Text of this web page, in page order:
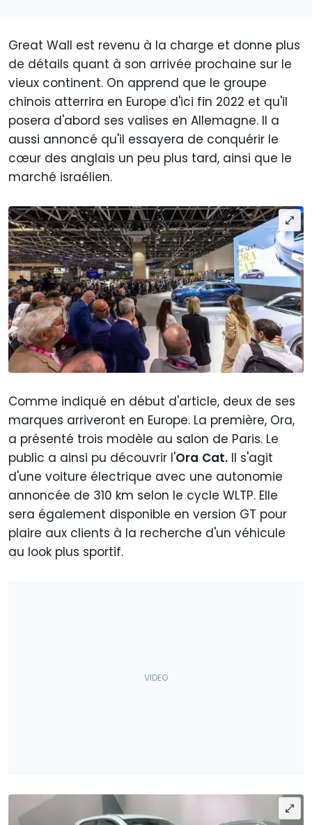
Great Wall est revenu à la charge et donne plus
de détails quant à son arrivée prochaine sur le
vieux continent. On apprend que le groupe
chinois atterrira en Europe d'ici fin 2022 et qu'il
posera d'abord ses valises en Allemagne. Il a
aussi annoncé qu'il essayera de conquérir le
cœur des anglais un peu plus tard, ainsi que le
marché israélien.
Comme indiqué en début d'article, deux de ses
marques arriveront en Europe. La première, Ora,
a présenté trois modèle au salon de Paris. Le
public a ainsi pu découvrir l'Ora Cat. Il s'agit
d'une voiture électrique avec une autonomie
annoncée de 310 km selon le cycle WLTP. Elle
sera également disponible en version GT pour
plaire aux clients à la recherche d'un véhicule
au look plus sportif.